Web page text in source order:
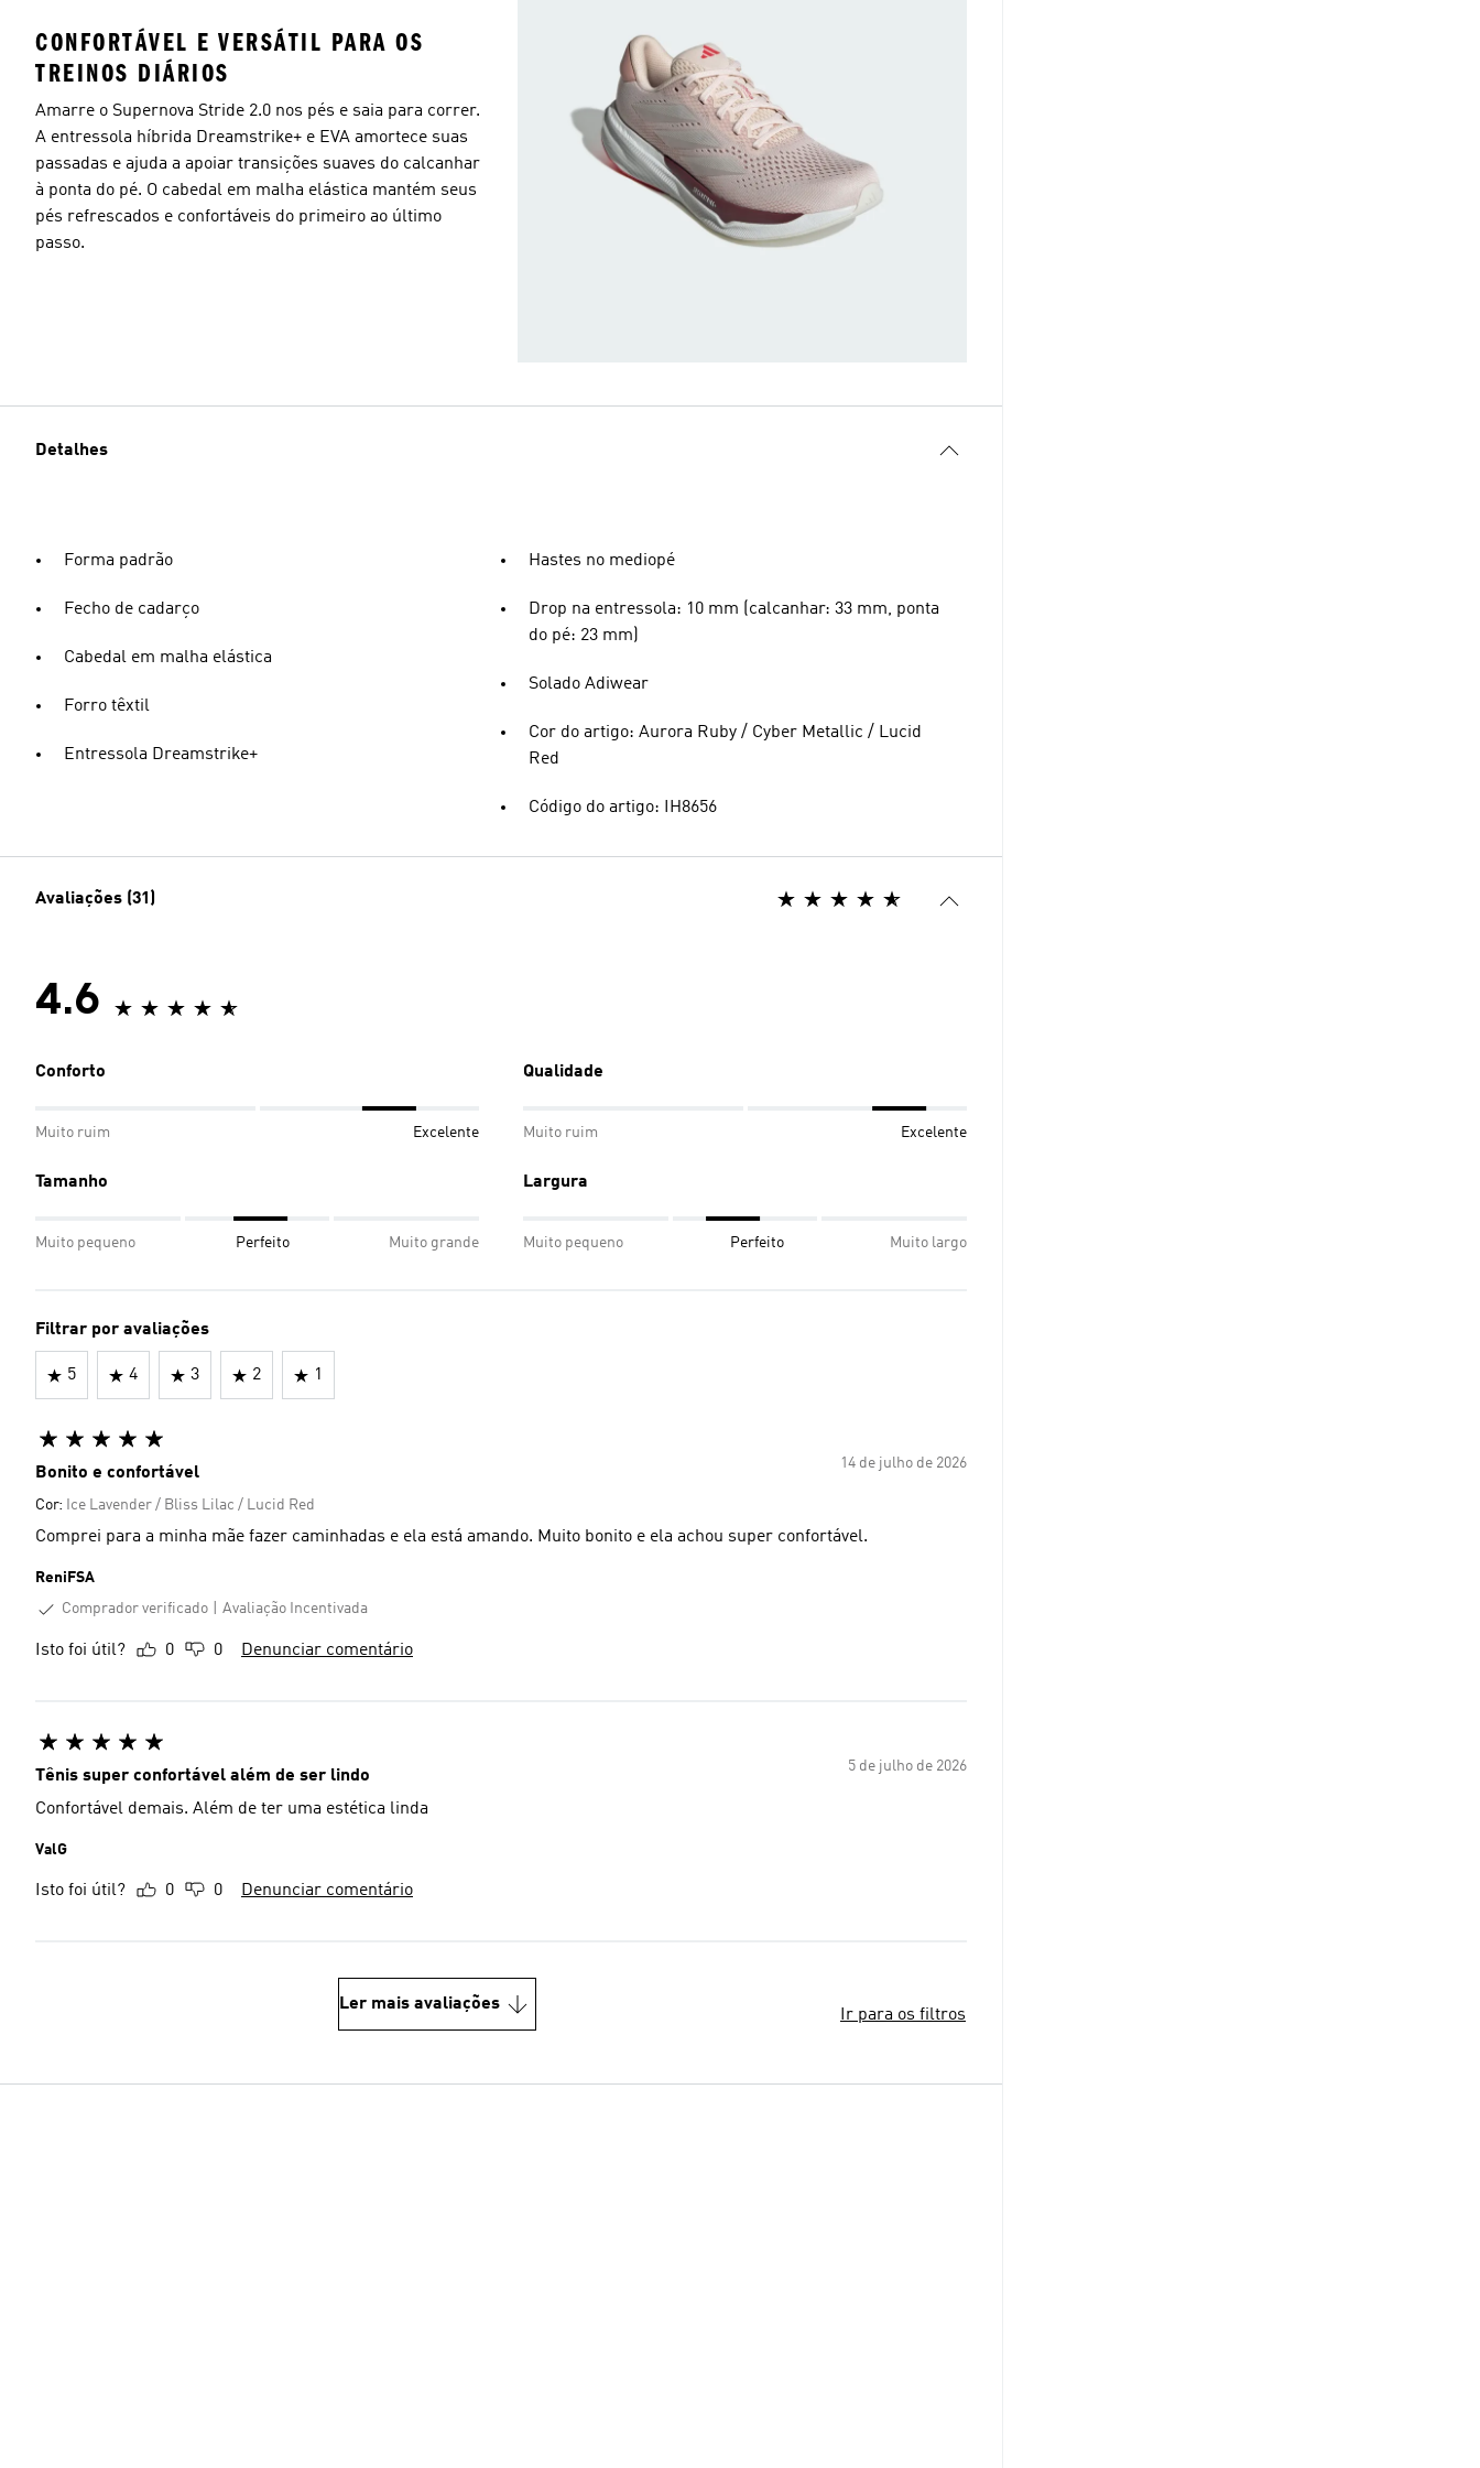
CONFORTÁVEL E VERSÁTIL PARA OS
TREINOS DIÁRIOS
Amarre o Supernova Stride 2.0 nos pés e saia para correr.
A entressola híbrida Dreamstrike+ e EVA amortece suas
passadas e ajuda a apoiar transições suaves do calcanhar
à ponta do pé. O cabedal em malha elástica mantém seus
pés refrescados e confortáveis do primeiro ao último
passo.
Detalhes
Forma padrão
Fecho de cadarço
Cabedal em malha elástica
Forro têxtil
Entressola Dreamstrike+
Hastes no mediopé
Drop na entressola: 10 mm (calcanhar: 33 mm, ponta
do pé: 23 mm)
Solado Adiwear
Cor do artigo: Aurora Ruby / Cyber Metallic / Lucid
Red
Código do artigo: IH8656
Avaliações (31)
4.6
Conforto
Muito ruim Excelente
Qualidade
Muito ruim Excelente
Tamanho
Muito pequeno Perfeito Muito grande
Largura
Muito pequeno Perfeito Muito largo
Filtrar por avaliações
5 4 3 2 1
14 de julho de 2026
Bonito e confortável
Cor: Ice Lavender / Bliss Lilac / Lucid Red
Comprei para a minha mãe fazer caminhadas e ela está amando. Muito bonito e ela achou super confortável.
ReniFSA
Comprador verificado
Avaliação Incentivada
Isto foi útil? 0 0 Denunciar comentário
5 de julho de 2026
Tênis super confortável além de ser lindo
Confortável demais. Além de ter uma estética linda
ValG
Isto foi útil? 0 0 Denunciar comentário
Ler mais avaliações
Ir para os filtros